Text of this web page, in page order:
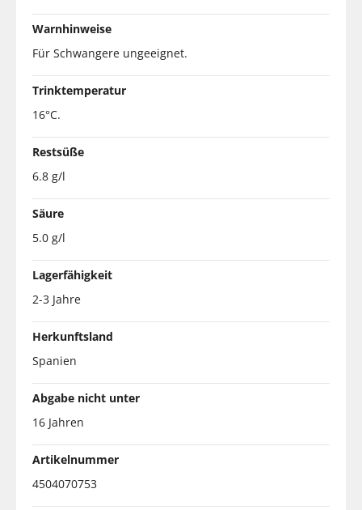
Warnhinweise
Für Schwangere ungeeignet.
Trinktemperatur
16°C.
Restsüße
6.8 g/l
Säure
5.0 g/l
Lagerfähigkeit
2-3 Jahre
Herkunftsland
Spanien
Abgabe nicht unter
16 Jahren
Artikelnummer
4504070753